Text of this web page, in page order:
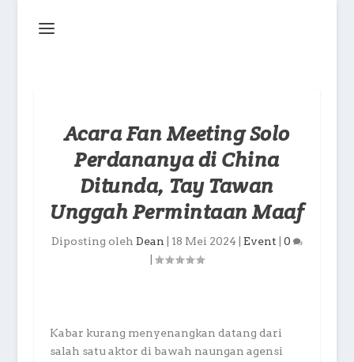
Acara Fan Meeting Solo
Perdananya di China
Ditunda, Tay Tawan
Unggah Permintaan Maaf
Diposting oleh Dean 18 Mei 2024 Event
0
Kabar kurang menyenangkan datang dari
salah satu aktor di bawah naungan agensi